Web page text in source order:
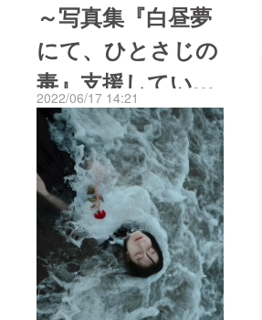
～写真集『白昼夢
にて、ひとさじの
毒』支援していた
だいた皆様へ～新
規プロジェクト挑
戦中です！
2022/06/17 14:21